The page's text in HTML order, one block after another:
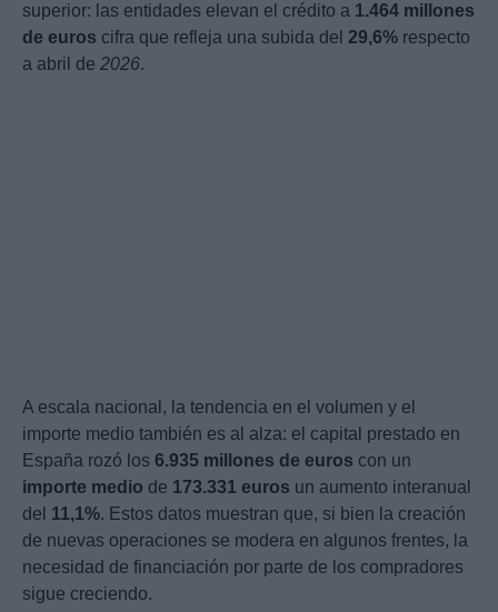
superior: las entidades elevan el crédito a 1.464 millones
de euros cifra que refleja una subida del 29,6% respecto
a abril de 2026.
A escala nacional, la tendencia en el volumen y el
importe medio también es al alza: el capital prestado en
España rozó los 6.935 millones de euros con un
importe medio de 173.331 euros un aumento interanual
del 11,1%. Estos datos muestran que, si bien la creación
de nuevas operaciones se modera en algunos frentes, la
necesidad de financiación por parte de los compradores
sigue creciendo.